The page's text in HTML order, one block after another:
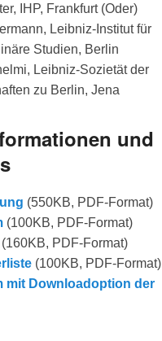
IHP, Frankfurt (Oder)
Leibniz-Institut für
Studien, Berlin
Leibniz-Sozietät der
zu Berlin, Jena
und
(550KB, PDF-Format)
(100KB, PDF-Format)
(160KB, PDF-Format)
(100KB, PDF-Format)
mit Downloadoption der